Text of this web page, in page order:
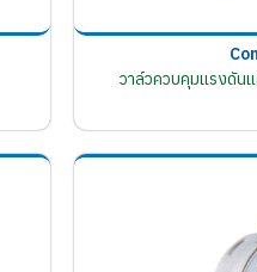
วาล์วควบคุมแรงดันแ